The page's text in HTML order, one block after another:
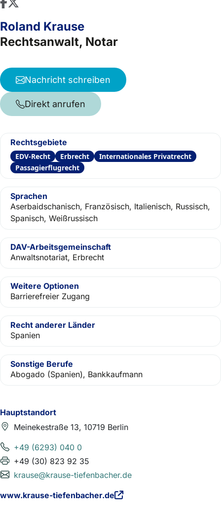
Hauptstandort
Meinekestraße 13, 10719 Berlin
+49 (6293) 040 0
+49 (30) 823 92 35
krause@krause-tiefenbacher.de
www.krause-tiefenbacher.de
Roland Krause
Rechtsanwalt, Notar
Nachricht schreiben
Direkt anrufen
Rechtsgebiete
EDV-Recht Erbrecht
Internationales Privatrecht
Passagierflugrecht
Sprachen
Aserbaidschanisch, Französisch, Italienisch, Russisch,
Spanisch, Weißrussisch
DAV-Arbeitsgemeinschaft
Anwaltsnotariat, Erbrecht
Weitere Optionen
Barrierefreier Zugang
Recht anderer Länder
Spanien
Sonstige Berufe
Abogado (Spanien), Bankkaufmann